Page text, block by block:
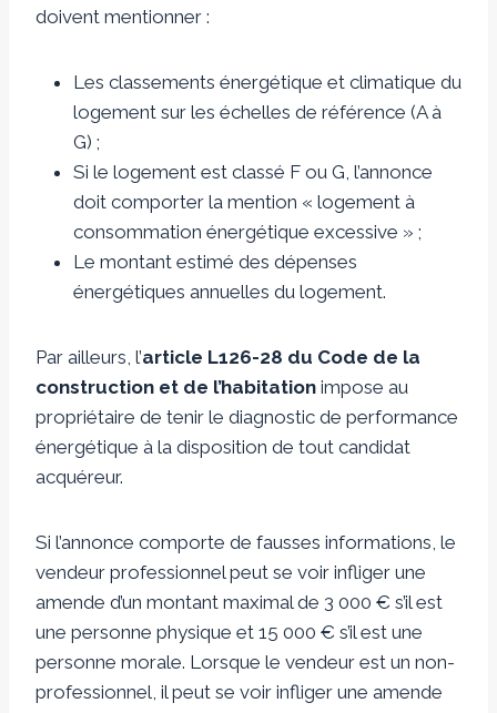
doivent mentionner :
Les classements énergétique et climatique du
logement sur les échelles de référence (A à
G) ;
Si le logement est classé F ou G, l’annonce
doit comporter la mention « logement à
consommation énergétique excessive » ;
Le montant estimé des dépenses
énergétiques annuelles du logement.
Par ailleurs, l’article L126-28 du Code de la
construction et de l’habitation impose au
propriétaire de tenir le diagnostic de performance
énergétique à la disposition de tout candidat
acquéreur.
Si l’annonce comporte de fausses informations, le
vendeur professionnel peut se voir infliger une
amende d’un montant maximal de 3 000 € s’il est
une personne physique et 15 000 € s’il est une
personne morale. Lorsque le vendeur est un non-
professionnel, il peut se voir infliger une amende